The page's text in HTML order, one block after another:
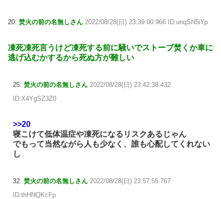
20: 焚火の前の名無しさん 2022/08/28(日) 23:39:00.966 ID:unqSN5iYp
凍死凍死言うけど凍死する前に騒いでストーブ焚くか車に
逃げ込むかするから死ぬ方が難しい
25: 焚火の前の名無しさん 2022/08/28(日) 23:42:38.432
ID:X4YgSZ3Z0
>>20
寝こけて低体温症や凍死になるリスクあるじゃん
でもって当然ながら人も少なく、誰も心配してくれない
し
32: 焚火の前の名無しさん 2022/08/28(日) 23:57:55.767
ID:thHNQKcFp